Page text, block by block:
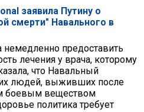
заявила Путину о
смерти" Навального в
предоставить
лечения у врача, которому
что Навальный
людей, выживших после
боевым веществом
политика требует